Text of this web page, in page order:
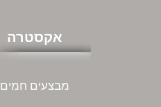
אקסטרה
מבצעים חמים